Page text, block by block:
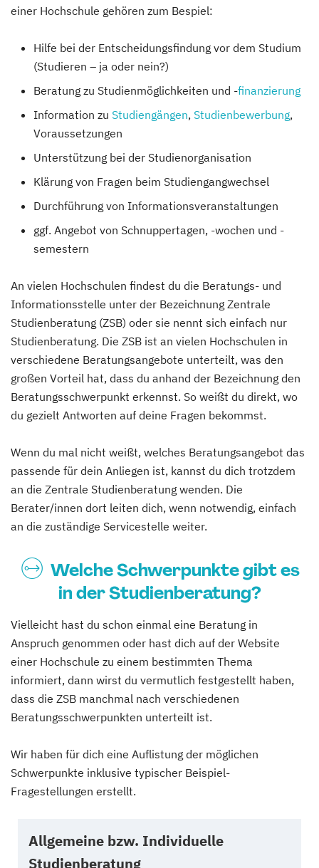
einer Hochschule gehören zum Bespiel:
Hilfe bei der Entscheidungsfindung vor dem Studium
(Studieren – ja oder nein?)
Beratung zu Studienmöglichkeiten und -finanzierung
Information zu Studiengängen, Studienbewerbung,
Voraussetzungen
Unterstützung bei der Studienorganisation
Klärung von Fragen beim Studiengangwechsel
Durchführung von Informationsveranstaltungen
ggf. Angebot von Schnuppertagen, -wochen und -
semestern
An vielen Hochschulen findest du die Beratungs- und
Informationsstelle unter der Bezeichnung Zentrale
Studienberatung (ZSB) oder sie nennt sich einfach nur
Studienberatung. Die ZSB ist an vielen Hochschulen in
verschiedene Beratungsangebote unterteilt, was den
großen Vorteil hat, dass du anhand der Bezeichnung den
Beratungsschwerpunkt erkennst. So weißt du direkt, wo
du gezielt Antworten auf deine Fragen bekommst.
Wenn du mal nicht weißt, welches Beratungsangebot das
passende für dein Anliegen ist, kannst du dich trotzdem
an die Zentrale Studienberatung wenden. Die
Berater/innen dort leiten dich, wenn notwendig, einfach
an die zuständige Servicestelle weiter.
Welche Schwerpunkte gibt es
in der Studienberatung?
Vielleicht hast du schon einmal eine Beratung in
Anspruch genommen oder hast dich auf der Website
einer Hochschule zu einem bestimmten Thema
informiert, dann wirst du vermutlich festgestellt haben,
dass die ZSB manchmal nach verschiedenen
Beratungsschwerpunkten unterteilt ist.
Wir haben für dich eine Auflistung der möglichen
Schwerpunkte inklusive typischer Beispiel-
Fragestellungen erstellt.
Allgemeine bzw. Individuelle
Studienberatung